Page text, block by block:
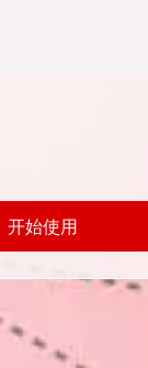
开始使用